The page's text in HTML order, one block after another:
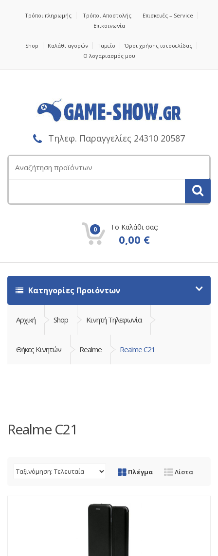
Τρόποι πληρωμής Τρόποι Αποστολής
Επισκευές – Service
Επικοινωνία
Shop Καλάθι αγορών Ταμείο
Όροι χρήσης ιστοσελίδας
Ο λογαριασμός μου
Τηλεφ. Παραγγελίες 24310 20587
για:
0 Το Καλάθι σας:
0,00 €
Κατηγορίες Προιόντων
Αρχική Shop Κινητή Τηλεφωνία
Θήκες Κινητών Realme Realme C21
Realme C21
Πλέγμα Λίστα